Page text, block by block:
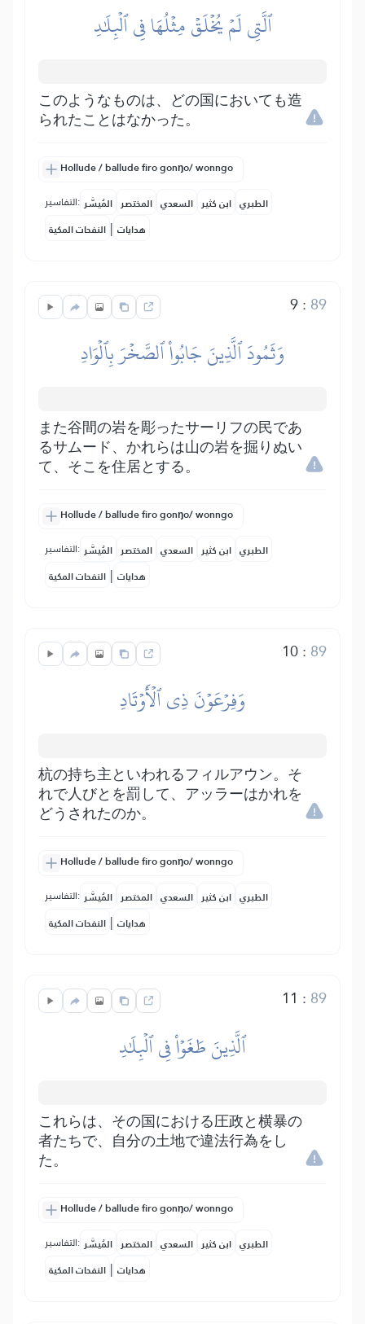
ٱلَّتِي لَمۡ يُخۡلَقۡ مِثۡلُهَا فِي ٱلۡبِلَٰدِ
このようなものは、どの国においても造
られたことはなかった。
Hollude / ballude firo gonŋo/ wonngo
التفاسير: المُيسَّر المختصر السعدي ابن كثير الطبري
النفحات المكية | هدايات
9: 89
وَثَمُودَ ٱلَّذِينَ جَابُواْ ٱلصَّخۡرَ بِٱلۡوَادِ
また谷間の岩を彫ったサーリフの民であ
るサムード、かれらは山の岩を掘りぬい
て、そこを住居とする。
Hollude / ballude firo gonŋo/ wonngo
التفاسير: المُيسَّر المختصر السعدي ابن كثير الطبري
النفحات المكية | هدايات
10: 89
وَفِرۡعَوۡنَ ذِي ٱلۡأَوۡتَادِ
杭の持ち主といわれるフィルアウン。そ
れで人びとを罰して、アッラーはかれを
どうされたのか。
Hollude / ballude firo gonŋo/ wonngo
التفاسير: المُيسَّر المختصر السعدي ابن كثير الطبري
النفحات المكية | هدايات
11 : 89
ٱلَّذِينَ طَغَوۡاْ فِي ٱلۡبِلَٰدِ
これらは、その国における圧政と横暴の
者たちで、自分の土地で違法行為をし
た。
Hollude / ballude firo gonŋo/ wonngo
التفاسير: المُيسَّر المختصر السعدي ابن كثير الطبري
النفحات المكية | هدايات